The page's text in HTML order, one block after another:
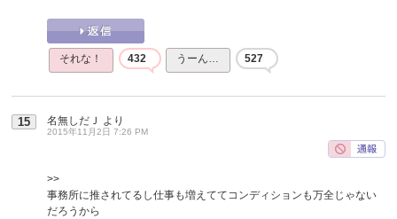
それな！ 432 うーん… 527
15 名無しだＪ より
2015年11月2日 7:26 PM
>>
事務所に推されてるし仕事も増えててコンディションも万全じゃない
だろうから